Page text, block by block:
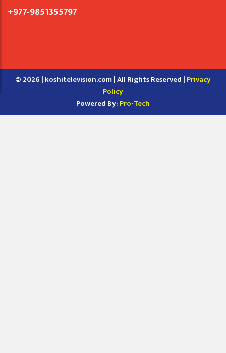
+977-9851355797
© 2026 | koshitelevision.com | All Rights Reserved | Privacy
Policy
Powered By: Pro-Tech